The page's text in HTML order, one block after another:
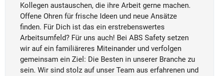
Kollegen austauschen, die ihre Arbeit gerne machen.
Offene Ohren für frische Ideen und neue Ansätze
finden. Für Dich ist das ein erstrebenswertes
Arbeitsumfeld? Für uns auch! Bei ABS Safety setzen
wir auf ein familiäreres Miteinander und verfolgen
gemeinsam ein Ziel: Die Besten in unserer Branche zu
sein. Wir sind stolz auf unser Team aus erfahrenen und